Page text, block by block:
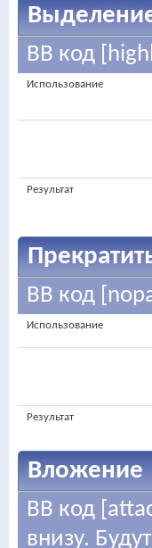
BB код
Использование
Результат
BB код
Использование
Результат
Вложение
BB код
внизу.